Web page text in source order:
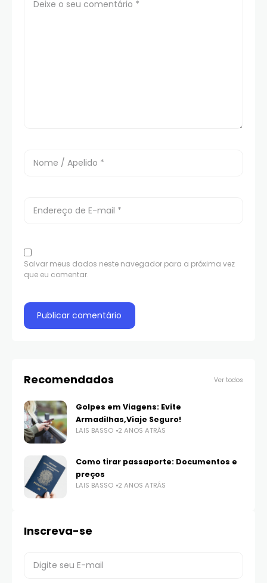
Salvar meus dados neste navegador para a próxima vez
que eu comentar.
Recomendados Ver todos
Golpes em Viagens: Evite
Armadilhas,Viaje Seguro!
LAIS BASSO 2 ANOS ATRÁS
Como tirar passaporte: Documentos e
preços
LAIS BASSO 2 ANOS ATRÁS
Inscreva-se